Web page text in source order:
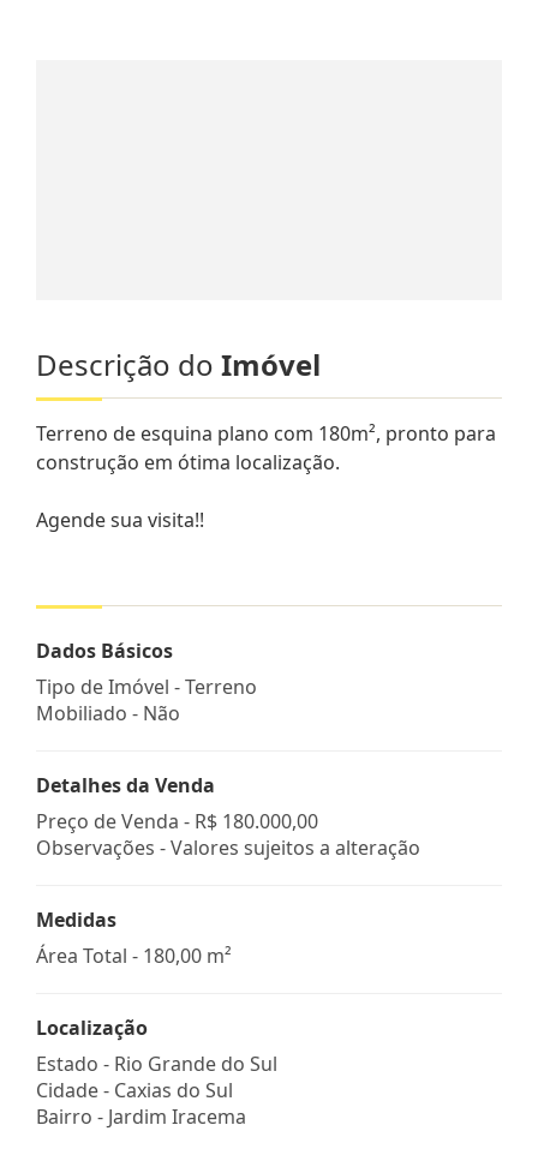
Descrição do Imóvel
Terreno de esquina plano com 180m², pronto para
construção em ótima localização.
Agende sua visita!!
Dados Básicos
Tipo de Imóvel - Terreno
Mobiliado - Não
Detalhes da Venda
Preço de Venda - R$ 180.000,00
Observações - Valores sujeitos a alteração
Medidas
Área Total - 180,00 m²
Localização
Estado - Rio Grande do Sul
Cidade - Caxias do Sul
Bairro - Jardim Iracema